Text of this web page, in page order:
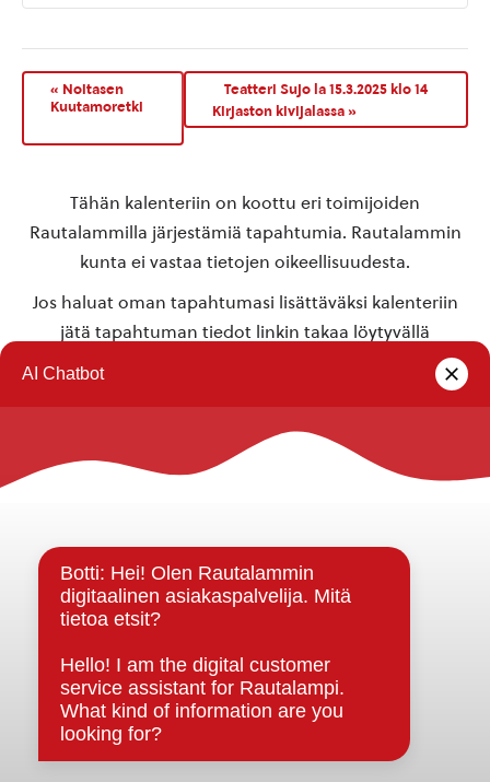
« Noitasen
Kuutamoretki
Teatteri Sujo la 15.3.2025 klo 14
Kirjaston kivijalassa»
Tähän kalenteriin on koottu eri toimijoiden
Rautalammilla järjestämiä tapahtumia. Rautalammin
kunta ei vastaa tietojen oikeellisuudesta.
Jos haluat oman tapahtumasi lisättäväksi kalenteriin
jätä tapahtuman tiedot linkin takaa löytyvällä
Rautalammin kunta
Strategiat, ohjelmat, ohjeet, suunnitelmat, säännöt ja
sopimukset
Asiakirjajulkisuuskuvaus
Evästeet
Saavutettavuusseloste
Tietosuoja
Tietosuojaselosteet